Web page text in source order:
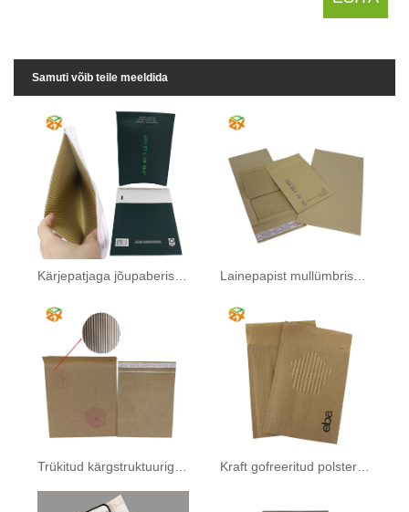
Samuti võib teile meeldida
Kärjepatjaga jõupaberist mailer
Trükitud kärgstruktuuriga paberist saadetised Kraft gofreeritud polsterdatud mailer